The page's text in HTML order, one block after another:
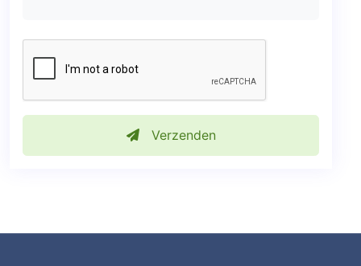
Verzenden